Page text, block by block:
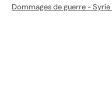
Dommages de guerre -